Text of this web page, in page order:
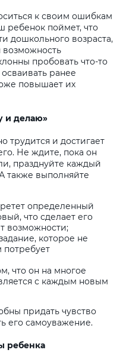
к своим ошибкам
ребенок поймет, что
дошкольного возраста,
возможность
пробовать что-то
ранее
повышает их
и делаю»
трудится и достигает
Не ждите, пока он
празднуйте каждый
также выполняйте
определенный
что сделает его
возможности;
которое не
потребует
что он на многое
с каждым новым
придать чувство
его самоуважение.
ребенка